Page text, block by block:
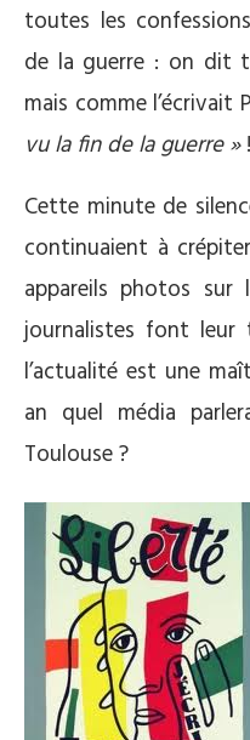
toutes les
de la guerre : on dit
mais comme l’écrivait
vu la fin de la guerre »!
Cette minute de
continuaient à
appareils photos
journalistes font leur
l’actualité est une
an quel média
Toulouse ?